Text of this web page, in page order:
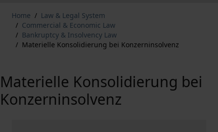
Home / Law & Legal System
/ Commercial & Economic Law
/ Bankruptcy & Insolvency Law
/ Materielle Konsolidierung bei Konzerninsolvenz
Materielle Konsolidierung bei
Konzerninsolvenz